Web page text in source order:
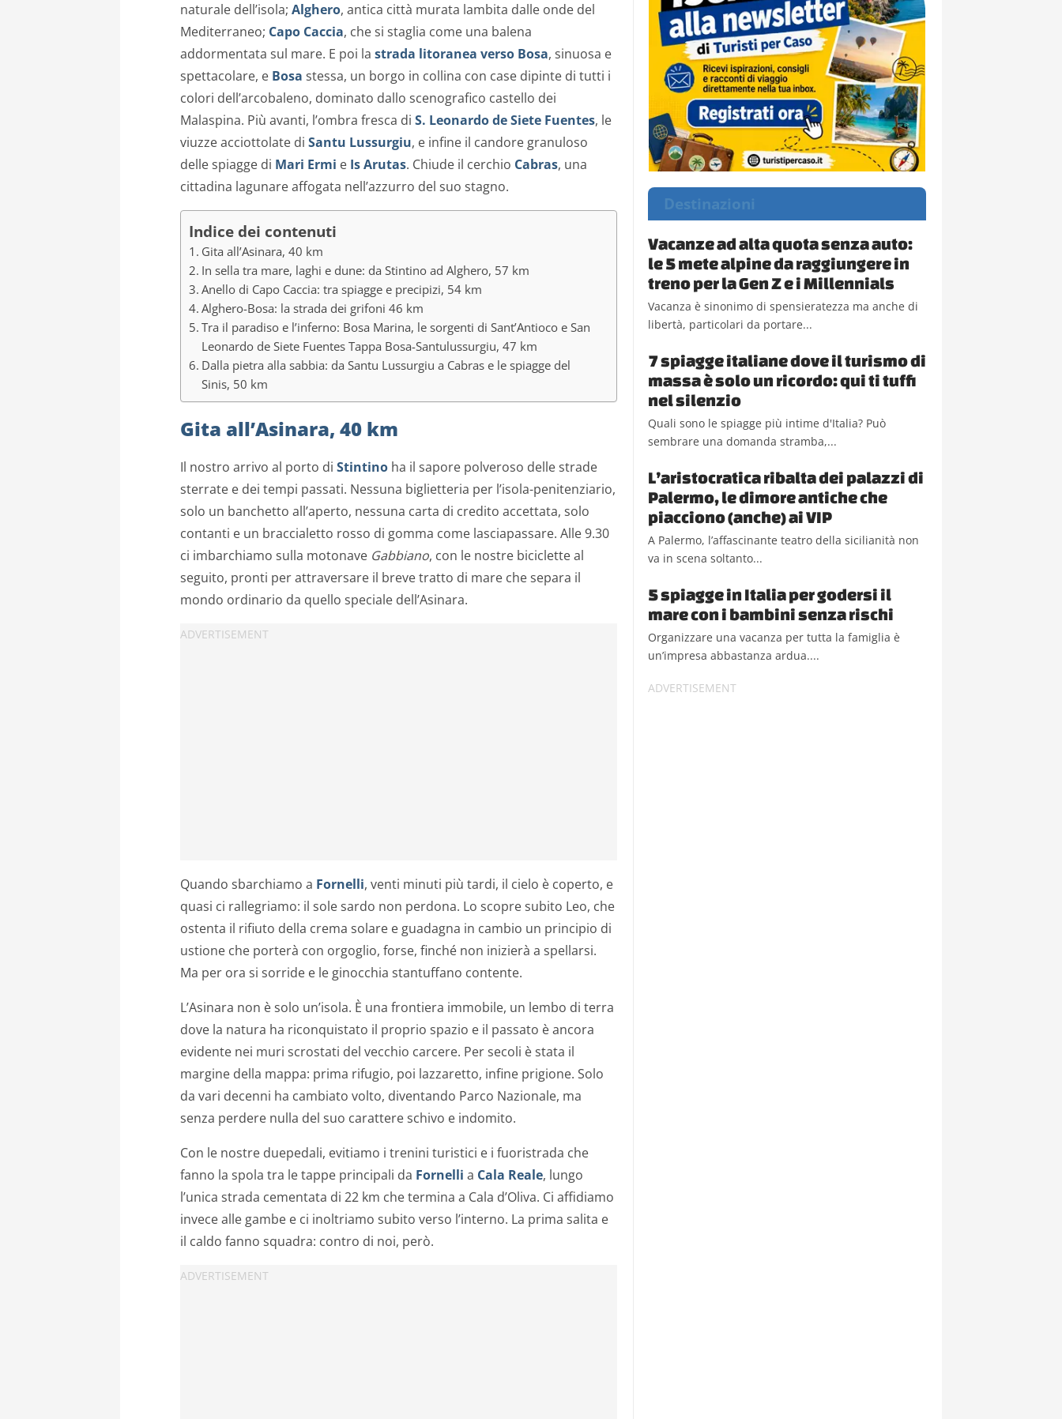
naturale dell’isola; Alghero, antica città murata lambita dalle onde del
Mediterraneo; Capo Caccia, che si staglia come una balena
addormentata sul mare. E poi la strada litoranea verso Bosa, sinuosa e
spettacolare, e Bosa stessa, un borgo in collina con case dipinte di tutti i
colori dell’arcobaleno, dominato dallo scenografico castello dei
Malaspina. Più avanti, l’ombra fresca di S. Leonardo de Siete Fuentes, le
viuzze acciottolate di Santu Lussurgiu, e infine il candore granuloso
delle spiagge di Mari Ermi e Is Arutas. Chiude il cerchio Cabras, una
cittadina lagunare affogata nell’azzurro del suo stagno.
Indice dei contenuti
Gita all’Asinara, 40 km
In sella tra mare, laghi e dune: da Stintino ad Alghero, 57 km
Anello di Capo Caccia: tra spiagge e precipizi, 54 km
Alghero-Bosa: la strada dei grifoni 46 km
Tra il paradiso e l’inferno: Bosa Marina, le sorgenti di Sant’Antioco e San
Leonardo de Siete Fuentes Tappa Bosa-Santulussurgiu, 47 km
Dalla pietra alla sabbia: da Santu Lussurgiu a Cabras e le spiagge del
Sinis, 50 km
Gita all’Asinara, 40 km
Il nostro arrivo al porto di Stintino ha il sapore polveroso delle strade
sterrate e dei tempi passati. Nessuna biglietteria per l’isola-penitenziario,
solo un banchetto all’aperto, nessuna carta di credito accettata, solo
contanti e un braccialetto rosso di gomma come lasciapassare. Alle 9.30
ci imbarchiamo sulla motonave Gabbiano, con le nostre biciclette al
seguito, pronti per attraversare il breve tratto di mare che separa il
mondo ordinario da quello speciale dell’Asinara.
Quando sbarchiamo a Fornelli, venti minuti più tardi, il cielo è coperto, e
quasi ci rallegriamo: il sole sardo non perdona. Lo scopre subito Leo, che
ostenta il rifiuto della crema solare e guadagna in cambio un principio di
ustione che porterà con orgoglio, forse, finché non inizierà a spellarsi.
Ma per ora si sorride e le ginocchia stantuffano contente.
L’Asinara non è solo un’isola. È una frontiera immobile, un lembo di terra
dove la natura ha riconquistato il proprio spazio e il passato è ancora
evidente nei muri scrostati del vecchio carcere. Per secoli è stata il
margine della mappa: prima rifugio, poi lazzaretto, infine prigione. Solo
da vari decenni ha cambiato volto, diventando Parco Nazionale, ma
senza perdere nulla del suo carattere schivo e indomito.
Con le nostre duepedali, evitiamo i trenini turistici e i fuoristrada che
fanno la spola tra le tappe principali da Fornelli a Cala Reale, lungo
l’unica strada cementata di 22 km che termina a Cala d’Oliva. Ci affidiamo
invece alle gambe e ci inoltriamo subito verso l’interno. La prima salita e
il caldo fanno squadra: contro di noi, però.
Destinazioni
Vacanze ad alta quota senza auto:
le 5 mete alpine da raggiungere in
treno per la Gen Z e i Millennials
Vacanza è sinonimo di spensieratezza ma anche di
libertà, particolari da portare...
7 spiagge italiane dove il turismo di
massa è solo un ricordo: qui ti tuffi
nel silenzio
Quali sono le spiagge più intime d'Italia? Può
sembrare una domanda stramba,...
L’aristocratica ribalta dei palazzi di
Palermo, le dimore antiche che
piacciono (anche) ai VIP
A Palermo, l’affascinante teatro della sicilianità non
va in scena soltanto...
5 spiagge in Italia per godersi il
mare con i bambini senza rischi
Organizzare una vacanza per tutta la famiglia è
un’impresa abbastanza ardua....